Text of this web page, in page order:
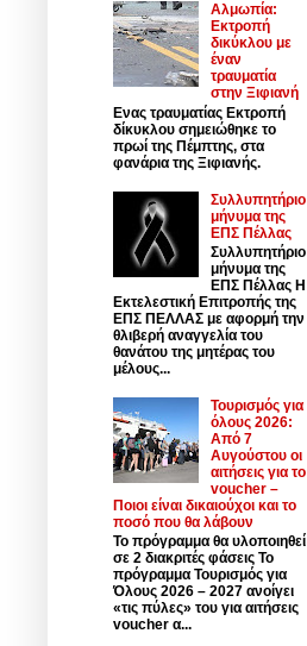
Αλμωπία:
Εκτροπή
δικύκλου με
έναν
τραυματία
στην Ξιφιανή
Ενας τραυματίας Εκτροπή
δίκυκλου σημειώθηκε το
πρωί της Πέμπτης, στα
φανάρια της Ξιφιανής.
Συλλυπητήριο
μήνυμα της
ΕΠΣ Πέλλας
Συλλυπητήριο
μήνυμα της
ΕΠΣ Πέλλας Η
Εκτελεστική Επιτροπής της
ΕΠΣ ΠΕΛΛΑΣ με αφορμή την
θλιβερή αναγγελία του
θανάτου της μητέρας του
μέλους...
Τουρισμός για
όλους 2026:
Από 7
Αυγούστου οι
αιτήσεις για το
voucher –
Ποιοι είναι δικαιούχοι και το
ποσό που θα λάβουν
Το πρόγραμμα θα υλοποιηθεί
σε 2 διακριτές φάσεις Το
πρόγραμμα Τουρισμός για
Όλους 2026 – 2027 ανοίγει
«τις πύλες» του για αιτήσεις
voucher α...